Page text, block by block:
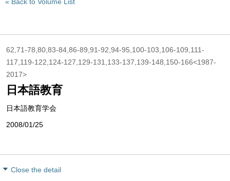
62,71-78,80,83-84,86-89,91-92,94-95,100-103,106-109,111-
117,119-122,124-127,129-131,133-137,139-148,150-166<1987-
2017>
日本語教育
日本語教育学会
2008/01/25
Close the detail